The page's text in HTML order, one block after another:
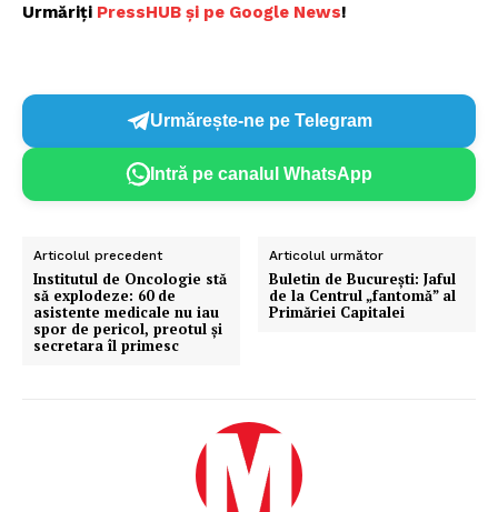
Urmăriți PressHUB și pe Google News!
Urmărește-ne pe Telegram
Intră pe canalul WhatsApp
Articolul precedent
Institutul de Oncologie stă
să explodeze: 60 de
asistente medicale nu iau
spor de pericol, preotul și
secretara îl primesc
Articolul următor
Buletin de București: Jaful
de la Centrul „fantomă” al
Primăriei Capitalei